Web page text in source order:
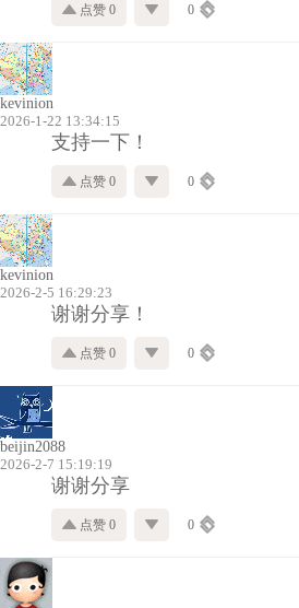
点赞 0 0
kevinion
2026-1-22 13:34:15
支持一下！
点赞 0 0
kevinion
2026-2-5 16:29:23
谢谢分享！
点赞 0 0
beijin2088
2026-2-7 15:19:19
谢谢分享
点赞 0 0